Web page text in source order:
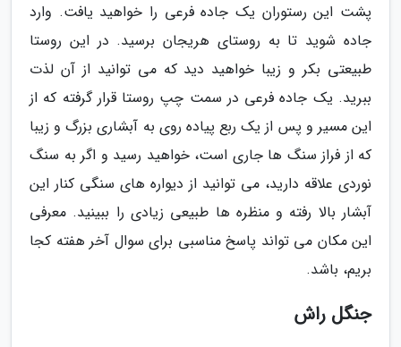
پشت این رستوران یک جاده فرعی را خواهید یافت. وارد
جاده شوید تا به روستای هریجان برسید. در این روستا
طبیعتی بکر و زیبا خواهید دید که می توانید از آن لذت
ببرید. یک جاده فرعی در سمت چپ روستا قرار گرفته که از
این مسیر و پس از یک ربع پیاده روی به آبشاری بزرگ و زیبا
که از فراز سنگ ها جاری است، خواهید رسید و اگر به سنگ
نوردی علاقه دارید، می توانید از دیواره های سنگی کنار این
آبشار بالا رفته و منظره ها طبیعی زیادی را ببینید. معرفی
این مکان می تواند پاسخ مناسبی برای سوال آخر هفته کجا
بریم، باشد.
جنگل راش